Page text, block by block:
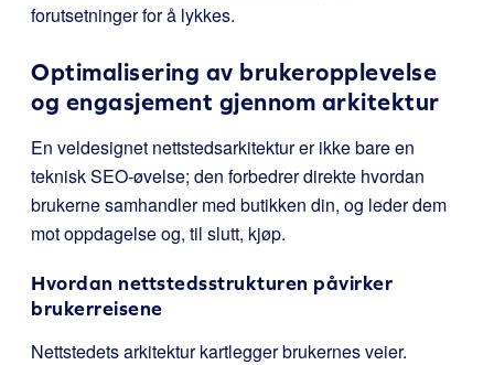
forutsetninger for å lykkes.
Optimalisering av brukeropplevelse
og engasjement gjennom arkitektur
En veldesignet nettstedsarkitektur er ikke bare en
teknisk SEO-øvelse; den forbedrer direkte hvordan
brukerne samhandler med butikken din, og leder dem
mot oppdagelse og, til slutt, kjøp.
Hvordan nettstedsstrukturen påvirker
brukerreisene
Nettstedets arkitektur kartlegger brukernes veier.